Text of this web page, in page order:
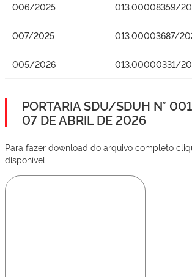
006/2025 013.00008359/
007/2025 013.00003687/
005/2026 013.00000331/
PORTARIA SDU/SDUH N°
07 DE ABRIL DE 2026
Para fazer download do arquivo completo
disponível